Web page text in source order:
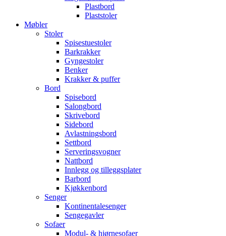
Plastbord
Plaststoler
Møbler
Stoler
Spisestuestoler
Barkrakker
Gyngestoler
Benker
Krakker & puffer
Bord
Spisebord
Salongbord
Skrivebord
Sidebord
Avlastningsbord
Settbord
Serveringsvogner
Nattbord
Innlegg og tilleggsplater
Barbord
Kjøkkenbord
Senger
Kontinentalesenger
Sengegavler
Sofaer
Modul- & hjørnesofaer